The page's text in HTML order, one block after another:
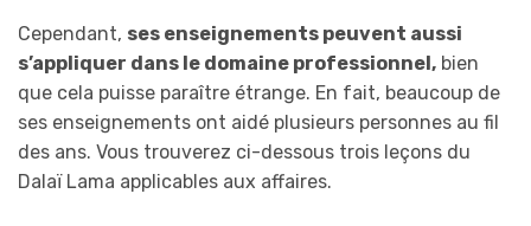
Cependant, ses enseignements peuvent aussi
s’appliquer dans le domaine professionnel, bien
que cela puisse paraître étrange. En fait, beaucoup de
ses enseignements ont aidé plusieurs personnes au fil
des ans. Vous trouverez ci-dessous trois leçons du
Dalaï Lama applicables aux affaires.